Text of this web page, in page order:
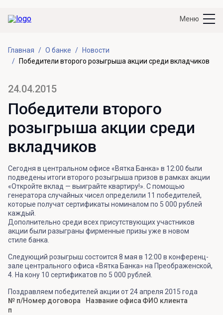
Меню
Главная О банке
Новости
Победители второго розыгрыша акции среди вкладчиков
24.04.2015
Победители второго
розыгрыша акции среди
вкладчиков
Сегодня в центральном офисе «Вятка Банка» в 12:00 были
подведены итоги второго розыгрыша призов в рамках акции
«Откройте вклад — выиграйте квартиру!». С помощью
генератора случайных чисел определили 11 победителей,
которые получат сертификаты номиналом по 5 000 рублей
каждый.
Дополнительно среди всех присутствующих участников
акции были разыграны фирменные призы уже в новом
стиле банка.
Следующий розыгрыш состоится 8 мая в 12:00 в конференц-
зале центрального офиса «Вятка Банка» на Преображенской,
4. На кону 10 сертификатов по 5 000 рублей.
Поздравляем победителей акции от 24 апреля 2015 года
№ п/
п
Номер договора Название офиса ФИО клиента